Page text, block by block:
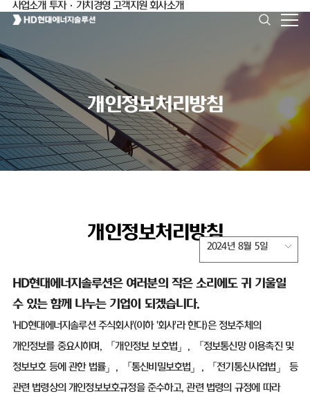
사업소개 투자·가치경영 고객지원 회사소개
개인정보처리방침
개인정보처리방침
2024년 8월 5일
HD현대에너지솔루션은 여러분의 작은 소리에도 귀 기울일
수 있는 함께 나누는 기업이 되겠습니다.
'HD현대에너지솔루션 주식회사'(이하'회사'라 한다)은 정보주체의
개인정보를 중요시하며, 「개인정보 보호법」 ,
「정보통신망 이용촉진 및
정보보호 등에 관한 법률」 , 「통신비밀보호법」 ,
「전기통신사업법」 등
관련 법령상의 개인정보보호규정을 준수하고,관련 법령의 규정에 따라